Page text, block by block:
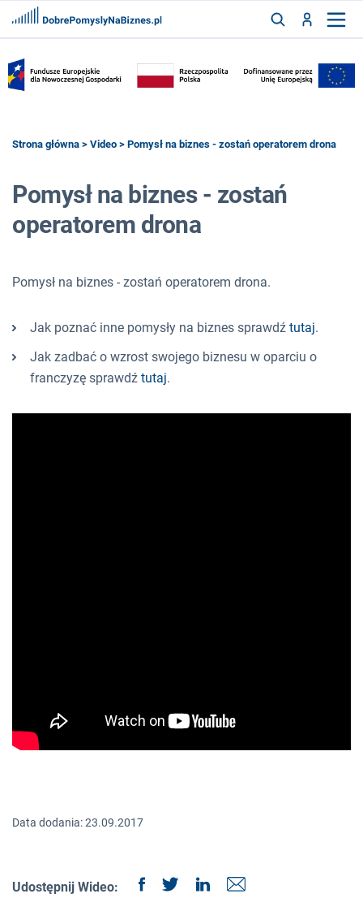
ZALOGUJ
FRANCZYZY
Strona główna > Video > Pomysł na biznes - zostań operatorem drona
Pomysł na biznes - zostań
operatorem drona
Pomysł na biznes - zostań operatorem drona.
Jak poznać inne pomysły na biznes sprawdź tutaj.
Jak zadbać o wzrost swojego biznesu w oparciu o
franczyzę sprawdź tutaj.
Data dodania: 23.09.2017
Udostępnij Wideo: